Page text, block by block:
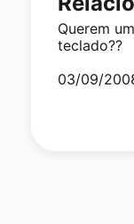
Querem um
teclado??
Date
03/09/